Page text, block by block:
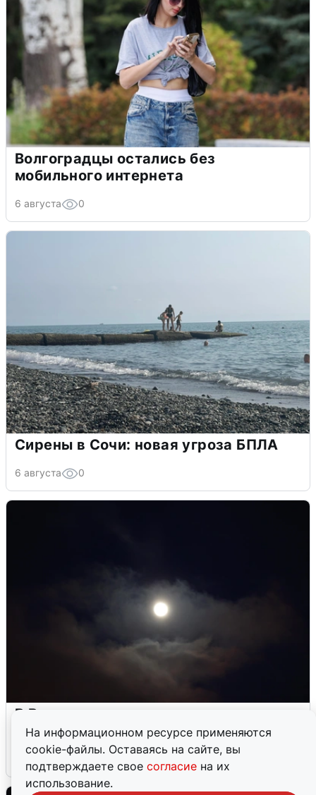
На информационном ресурсе применяются
cookie-файлы. Оставаясь на сайте, вы
подтверждаете свое согласие на их
использование.
Волгоградцы остались без
мобильного интернета
6 августа 0
Сирены в Сочи: новая угроза БПЛА
6 августа 0
В Воронеже прогремели взрывы
после сигнала тревоги